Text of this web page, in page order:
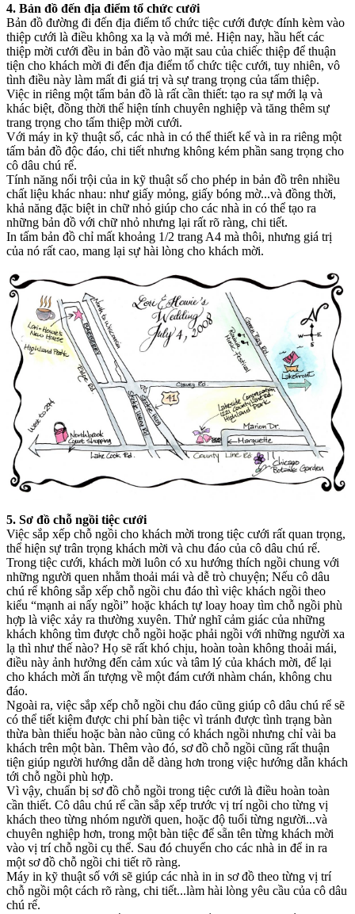
4. Bản đồ đến địa điểm tổ chức cưới
Bản đồ đường đi đến địa điểm tổ chức tiệc cưới được đính kèm vào
thiệp cưới là điều không xa lạ và mới mẻ. Hiện nay, hầu hết các
thiệp mời cưới đều in bản đồ vào mặt sau của chiếc thiệp để thuận
tiện cho khách mời đi đến địa điểm tổ chức tiệc cưới, tuy nhiên, vô
tình điều này làm mất đi giá trị và sự trang trọng của tấm thiệp.
Việc in riêng một tấm bản đồ là rất cần thiết: tạo ra sự mới lạ và
khác biệt, đồng thời thể hiện tính chuyên nghiệp và tăng thêm sự
trang trọng cho tấm thiệp mời cưới.
Với máy in kỹ thuật số, các nhà in có thể thiết kế và in ra riêng một
tấm bản đồ độc đáo, chi tiết nhưng không kém phần sang trọng cho
cô dâu chú rể.
Tính năng nổi trội của in kỹ thuật số cho phép in bản đồ trên nhiều
chất liệu khác nhau: như giấy mỏng, giấy bóng mờ...và đồng thời,
khả năng đặc biệt in chữ nhỏ giúp cho các nhà in có thể tạo ra
những bản đồ với chữ nhỏ nhưng lại rất rõ ràng, chi tiết.
In tấm bản đồ chỉ mất khoảng 1/2 trang A4 mà thôi, nhưng giá trị
của nó rất cao, mang lại sự hài lòng cho khách mời.
5. Sơ đồ chỗ ngồi tiệc cưới
Việc sắp xếp chỗ ngồi cho khách mời trong tiệc cưới rất quan trọng,
thể hiện sự trân trọng khách mời và chu đáo của cô dâu chú rể.
Trong tiệc cưới, khách mời luôn có xu hướng thích ngồi chung với
những người quen nhằm thoải mái và dễ trò chuyện; Nếu cô dâu
chú rể không sắp xếp chỗ ngồi chu đáo thì việc khách ngồi theo
kiểu “mạnh ai nấy ngồi” hoặc khách tự loay hoay tìm chỗ ngồi phù
hợp là việc xảy ra thường xuyên. Thử nghĩ cảm giác của những
khách không tìm được chỗ ngồi hoặc phải ngồi với những người xa
lạ thì như thế nào? Họ sẽ rất khó chịu, hoàn toàn không thoải mái,
điều này ảnh hưởng đến cảm xúc và tâm lý của khách mời, để lại
cho khách mời ấn tượng về một đám cưới nhàm chán, không chu
đáo.
Ngoài ra, việc sắp xếp chỗ ngồi chu đáo cũng giúp cô dâu chú rể sẽ
có thể tiết kiệm được chi phí bàn tiệc vì tránh được tình trạng bàn
thừa bàn thiếu hoặc bàn nào cũng có khách ngồi nhưng chỉ vài ba
khách trên một bàn. Thêm vào đó, sơ đồ chỗ ngồi cũng rất thuận
tiện giúp người hướng dẫn dễ dàng hơn trong việc hướng dẫn khách
tới chỗ ngồi phù hợp.
Vì vậy, chuẩn bị sơ đồ chỗ ngồi trong tiệc cưới là điều hoàn toàn
cần thiết. Cô dâu chú rể cần sắp xếp trước vị trí ngồi cho từng vị
khách theo từng nhóm người quen, hoặc độ tuổi từng người...và
chuyên nghiệp hơn, trong một bàn tiệc để sẵn tên từng khách mời
vào vị trí chỗ ngồi cụ thể. Sau đó chuyển cho các nhà in để in ra
một sơ đồ chỗ ngồi chi tiết rõ ràng.
Máy in kỹ thuật số với sẽ giúp các nhà in in sơ đồ theo từng vị trí
chỗ ngồi một cách rõ ràng, chi tiết...làm hài lòng yêu cầu của cô dâu
chú rể.